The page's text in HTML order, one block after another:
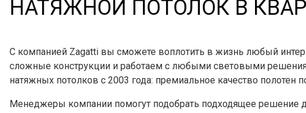
НАТЯЖНОЙ ПОТОЛОК В
С компанией Zagatti вы сможете воплотить в жизнь любый
сложные конструкции и работаем с любыми световыми
натяжных потолков с 2003 года: премиальное качество полотен
Менеджеры компании помогут подобрать подходящее решение